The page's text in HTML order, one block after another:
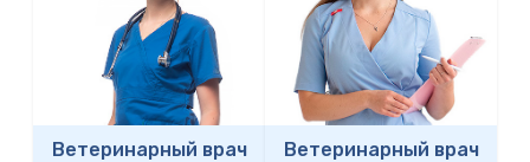
Ветеринарный врач
Ветеринарный врач